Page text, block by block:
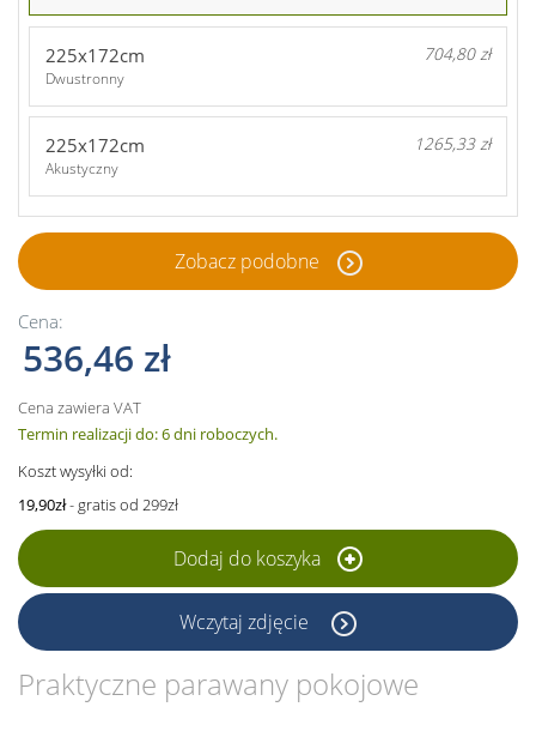
225x172cm 704,80 zł
Dwustronny
225x172cm 1265,33 zł
Akustyczny
Zobacz podobne
Cena:
536,46 zł
Cena zawiera VAT
Termin realizacji do: 6 dni roboczych.
Koszt wysyłki od:
19,90zł- gratis od 299zł
Dodaj do koszyka
Wczytaj zdjęcie
Praktyczne parawany pokojowe